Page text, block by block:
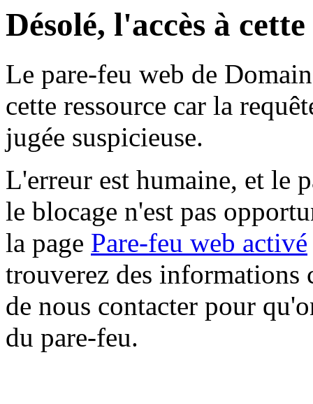
Désolé, l'accès à
Le pare-feu web de
cette ressource car la
jugée suspicieuse.
L'erreur est humaine, et le
le blocage n'est pas
la page Pare-feu web activé
trouverez des informations
de nous contacter pour
du pare-feu.